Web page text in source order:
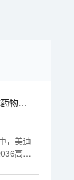
物
，美迪
高质